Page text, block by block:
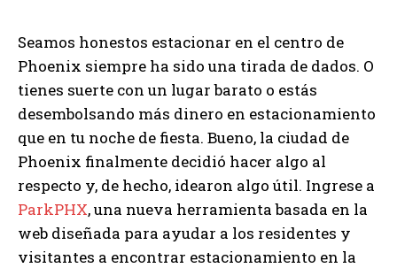
Seamos honestos estacionar en el centro de
Phoenix siempre ha sido una tirada de dados. O
tienes suerte con un lugar barato o estás
desembolsando más dinero en estacionamiento
que en tu noche de fiesta. Bueno, la ciudad de
Phoenix finalmente decidió hacer algo al
respecto y, de hecho, idearon algo útil. Ingrese a
ParkPHX, una nueva herramienta basada en la
web diseñada para ayudar a los residentes y
visitantes a encontrar estacionamiento en la